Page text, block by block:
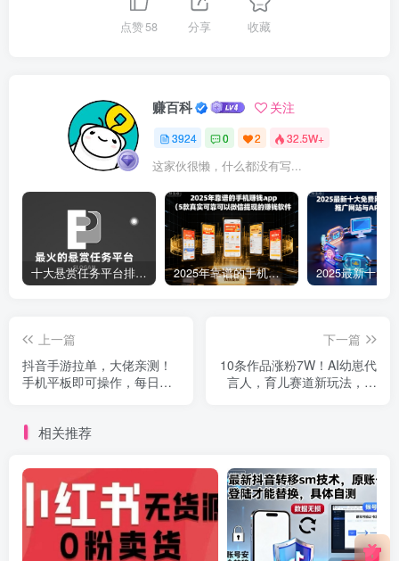
点赞58 分享 收藏
赚百科 关注
3924 0 2 32.5W+
这家伙很懒，什么都没有写...
十大悬赏任务平台排行榜（全网最好的悬赏任务平台） 2025年靠谱的手机赚钱app（5款真实可靠可以微信提现的赚钱软件）
上一篇
抖音手游拉单，大佬亲测！
手机平板即可操作，每日十
下一篇
10条作品涨粉7W！AI幼崽代
言人，育儿赛道新玩法，轻
相关推荐